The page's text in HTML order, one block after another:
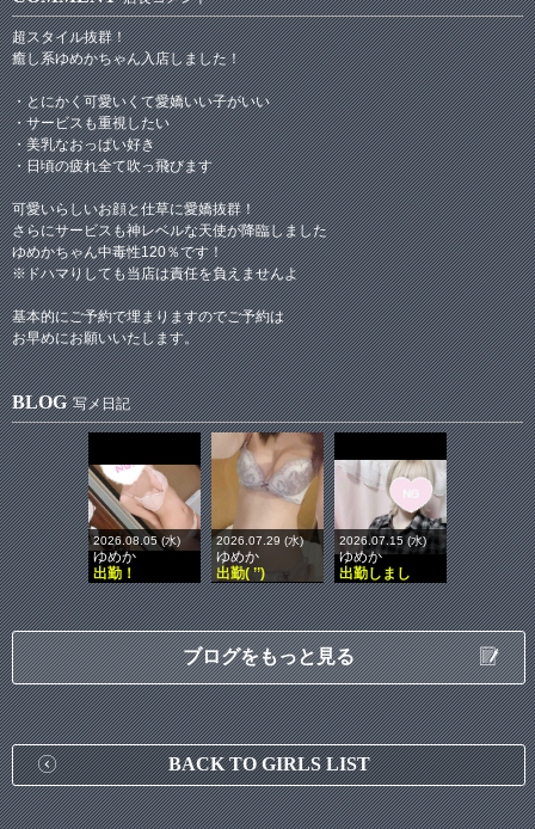
超スタイル抜群！
癒し系ゆめかちゃん入店しました！
・とにかく可愛いくて愛嬌いい子がいい
・サービスも重視したい
・美乳なおっぱい好き
・日頃の疲れ全て吹っ飛びます
可愛いらしいお顔と仕草に愛嬌抜群！
さらにサービスも神レベルな天使が降臨しました
ゆめかちゃん中毒性120％です！
※ドハマりしても当店は責任を負えませんよ
基本的にご予約で埋まりますのでご予約は
お早めにお願いいたします。
BLOG 写メ日記
2026.08.05 (水)
ゆめか
出勤！
2026.07.29 (水)
ゆめか
出勤( ’’)
2026.07.15 (水)
ゆめか
出勤しまし
ブログをもっと見る
BACK TO GIRLS LIST